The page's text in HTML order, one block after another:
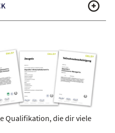
Qualifikation, die dir viele